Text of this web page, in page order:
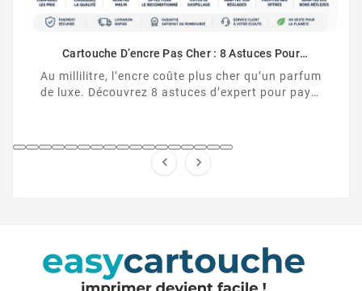
Pas Cher : 8 Astuces Pour
coûte plus cher qu’un parfum
8 astuces d’expert pour payer
Comment
comment
 